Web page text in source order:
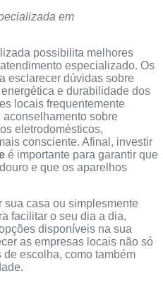
em
possibilita melhores
especializado. Os
esclarecer dúvidas sobre
e durabilidade dos
locais frequentemente
sobre
eletrodomésticos,
consciente. Afinal, investir
é importante para garantir que
e que os aparelhos
sua casa ou simplesmente
facilitar o seu dia a dia,
disponíveis na sua
as empresas locais não só
escolha, como também